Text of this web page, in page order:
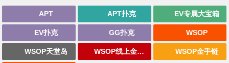
APT APT扑克 EV专属大宝箱
EV扑克 GG扑克 WSOP
WSOP天堂岛 WSOP线上金手链 WSOP金手链